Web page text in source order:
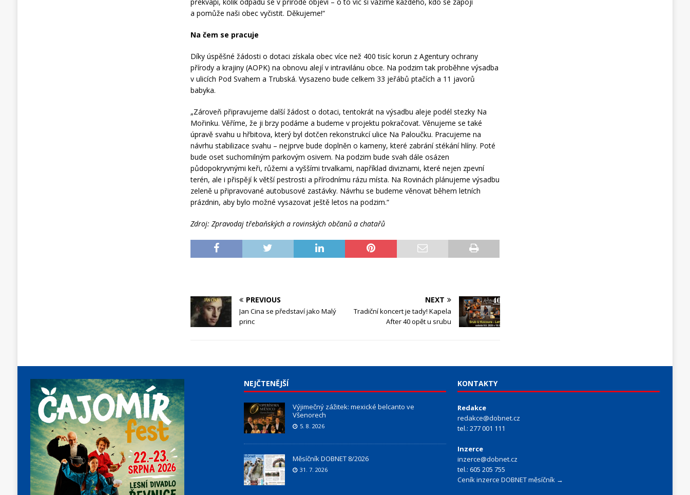
překvapí, kolik odpadu se v přírodě objeví – o to víc si vážíme každého, kdo se zapojí
a pomůže naši obec vyčistit. Děkujeme!“
Na čem se pracuje
Díky úspěšné žádosti o dotaci získala obec více než 400 tisíc korun z Agentury ochrany
přírody a krajiny (AOPK) na obnovu alejí v intravilánu obce. Na podzim tak proběhne výsadba
v ulicích Pod Svahem a Trubská. Vysazeno bude celkem 33 jeřábů ptačích a 11 javorů
babyka.
„Zároveň připravujeme další žádost o dotaci, tentokrát na výsadbu aleje podél stezky Na
Mořinku. Věříme, že ji brzy podáme a budeme v projektu pokračovat. Věnujeme se také
úpravě svahu u hřbitova, který byl dotčen rekonstrukcí ulice Na Paloučku. Pracujeme na
návrhu stabilizace svahu – nejprve bude doplněn o kameny, které zabrání stékání hlíny. Poté
bude oset suchomilným parkovým osivem. Na podzim bude svah dále osázen
půdopokryvnými keři, růžemi a vyššími trvalkami, například diviznami, které nejen zpevní
terén, ale i přispějí k větší pestrosti a přírodnímu rázu místa. Na Rovinách plánujeme výsadbu
zeleně u připravované autobusové zastávky. Návrhu se budeme věnovat během letních
prázdnin, aby bylo možné vysazovat ještě letos na podzim.“
Zdroj: Zpravodaj třebaňských a rovinských občanů a chatařů
PREVIOUS
Jan Cina se představí jako Malý
princ
NEXT
Tradiční koncert je tady! Kapela
After 40 opět u srubu
NEJČTENĚJŠÍ
Výjimečný zážitek: mexické belcanto ve
Všenorech
5. 8. 2026
Měsíčník DOBNET 8/2026
31. 7. 2026
KONTAKTY
Redakce
redakce@dobnet.cz
tel.: 277 001 111
Inzerce
inzerce@dobnet.cz
tel.: 605 205 755
Ceník inzerce DOBNET měsíčník →